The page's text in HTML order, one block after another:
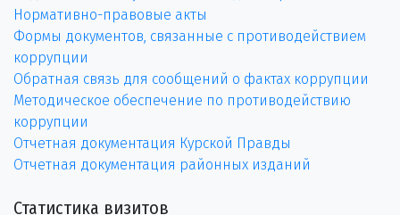
Нормативно-правовые акты
Формы документов, связанные с противодействием
коррупции
Обратная связь для сообщений о фактах коррупции
Методическое обеспечение по противодействию
коррупции
Отчетная документация Курской Правды
Отчетная документация районных изданий
Статистика визитов